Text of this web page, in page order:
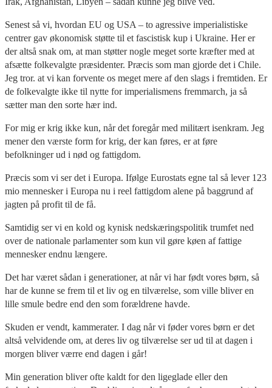
Senest så vi, hvordan EU og USA – to agressive imperialistiske
centrer gav økonomisk støtte til et fascistisk kup i Ukraine. Her er
der altså snak om, at man støtter nogle meget sorte kræfter med at
afsætte folkevalgte præsidenter. Præcis som man gjorde det i Chile.
Jeg tror. at vi kan forvente os meget mere af den slags i fremtiden. Er
de folkevalgte ikke til nytte for imperialismens fremmarch, ja så
sætter man den sorte hær ind.
For mig er krig ikke kun, når det foregår med militært isenkram. Jeg
mener den værste form for krig, der kan føres, er at føre
befolkninger ud i nød og fattigdom.
Præcis som vi ser det i Europa. Ifølge Eurostats egne tal så lever 123
mio mennesker i Europa nu i reel fattigdom alene på baggrund af
jagten på profit til de få.
Samtidig ser vi en kold og kynisk nedskæringspolitik trumfet ned
over de nationale parlamenter som kun vil gøre køen af fattige
mennesker endnu længere.
Det har været sådan i generationer, at når vi har født vores børn, så
har de kunne se frem til et liv og en tilværelse, som ville bliver en
lille smule bedre end den som forældrene havde.
Skuden er vendt, kammerater. I dag når vi føder vores børn er det
altså velvidende om, at deres liv og tilværelse ser ud til at dagen i
morgen bliver værre end dagen i går!
Min generation bliver ofte kaldt for den ligeglade eller den